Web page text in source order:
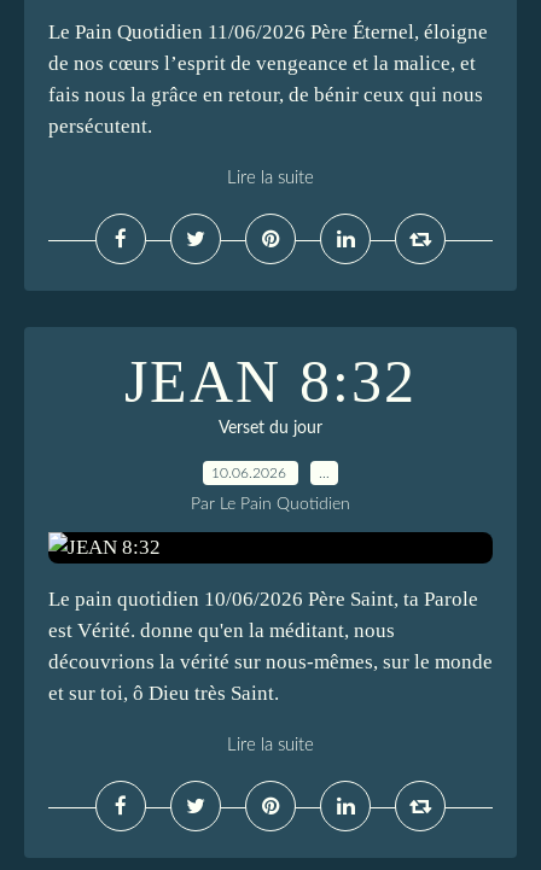
Le Pain Quotidien 11/06/2026 Père Éternel, éloigne
de nos cœurs l’esprit de vengeance et la malice, et
fais nous la grâce en retour, de bénir ceux qui nous
persécutent.
Lire la suite
JEAN 8:32
Verset du jour
10.06.2026
Par Le Pain Quotidien
Le pain quotidien 10/06/2026 Père Saint, ta Parole
est Vérité. donne qu'en la méditant, nous
découvrions la vérité sur nous-mêmes, sur le monde
et sur toi, ô Dieu très Saint.
Lire la suite